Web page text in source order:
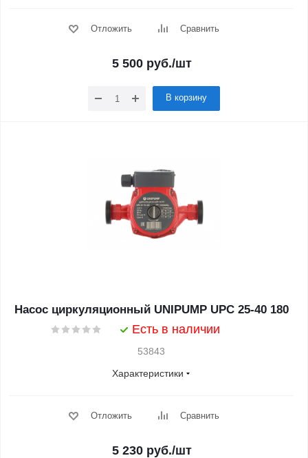
Отложить Сравнить
5 500руб./шт
В корзину
Насос циркуляционный UNIPUMP UPС 25-40 180
Есть в наличии
53843
Характеристики
Отложить Сравнить
5 230руб./шт